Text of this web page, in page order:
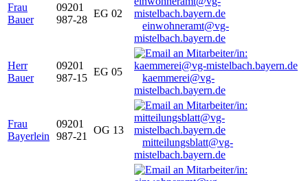
Frau
Bauer
09201
987-28
EG 02
einwohneramt@vg-
mistelbach.bayern.de
Herr
Bauer
09201
987-15
EG 05
kaemmerei@vg-
mistelbach.bayern.de
Frau
Bayerlein
09201
987-21
OG 13
mitteilungsblatt@vg-
mistelbach.bayern.de